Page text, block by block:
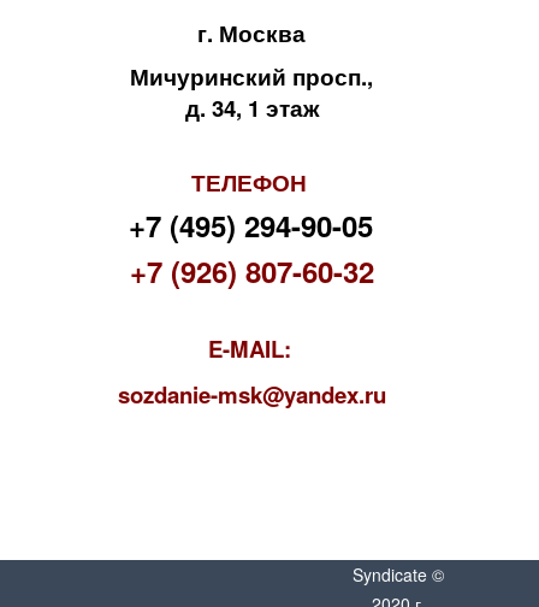
г. Москва
Мичуринский просп.,
д. 34, 1 этаж
ТЕЛЕФОН
+7 (495) 294-90-05
+7 (926) 807-60-32
E-MAIL:
sozdanie-msk@yandex.ru
Syndicate ©